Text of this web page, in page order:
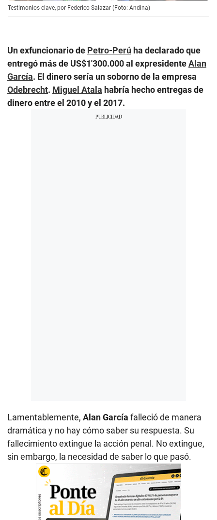
Testimonios clave, por Federico Salazar (Foto: Andina)
Un exfuncionario de Petro-Perú ha declarado que
entregó más de US$1′300.000 al expresidenteAlan
García. El dinero sería un soborno de la empresa
Odebrecht. Miguel Atala habría hecho entregas de
dinero entre el 2010 y el 2017.
Lamentablemente, Alan García falleció de manera
dramática y no hay cómo saber su respuesta. Su
fallecimiento extingue la acción penal. No extingue,
sin embargo, la necesidad de saber lo que pasó.